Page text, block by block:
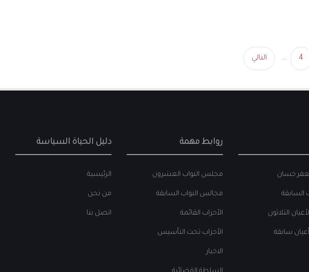
4
... التالي
حسان
السابقة
الثلاثون
سابقة
روابط مهمة
مجلس النواب العشرون
مجالس النواب السابقة
الأحزاب القائمة
الأحزاب تحت التأسيس
الاخبار
دليل الحياة السياسة
الرئيسية
من نحن
اتصل بنا